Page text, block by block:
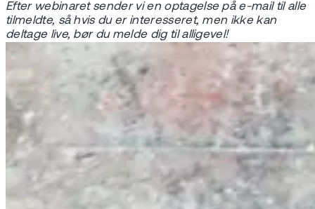
Efter webinaret sender vi en optagelse på e-mail til alle
tilmeldte, så hvis du er interesseret, men ikke kan
deltage live, bør du melde dig til alligevel!